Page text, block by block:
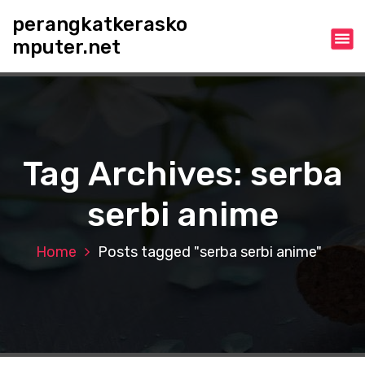
t
perangkatkerasko
mputer.net
Tag Archives: serba
serbi anime
Home Posts tagged "serba serbi anime"